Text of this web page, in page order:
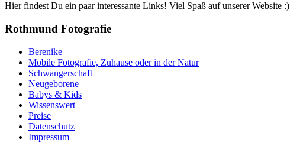
Hier findest Du ein paar interessante Links! Viel Spaß auf unserer Website :)
Rothmund Fotografie
Berenike
Mobile Fotografie, Zuhause oder in der Natur
Schwangerschaft
Neugeborene
Babys & Kids
Wissenswert
Preise
Datenschutz
Impressum